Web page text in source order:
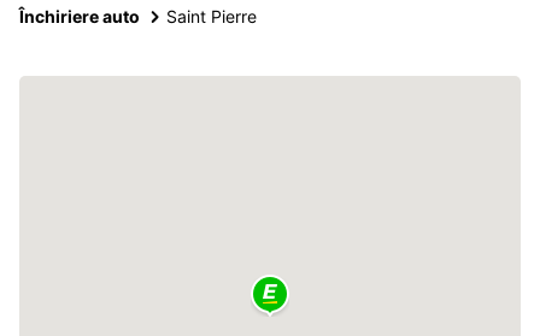
Închiriere auto Saint Pierre